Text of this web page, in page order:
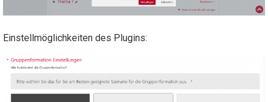
Einstellmöglichkeiten des Plugins: